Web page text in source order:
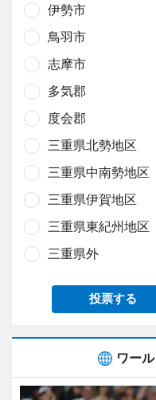
伊勢市
鳥羽市
志摩市
多気郡
度会郡
三重県北勢地区
三重県中南勢地区
三重県伊賀地区
三重県東紀州地区
三重県外
投票する
ワー